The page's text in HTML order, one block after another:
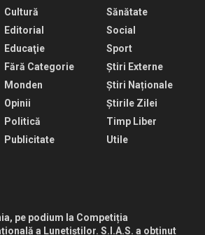
Cultură
Editorial
Educaţie
Fără Categorie
Monden
Opinii
Politică
Publicitate
Sănătate
Social
Sport
Știri Externe
Știri Naționale
Știrile Zilei
Timp Liber
Utile
pe podium la Competiția
a Lunetiștilor. S.I.A.S. a obținut